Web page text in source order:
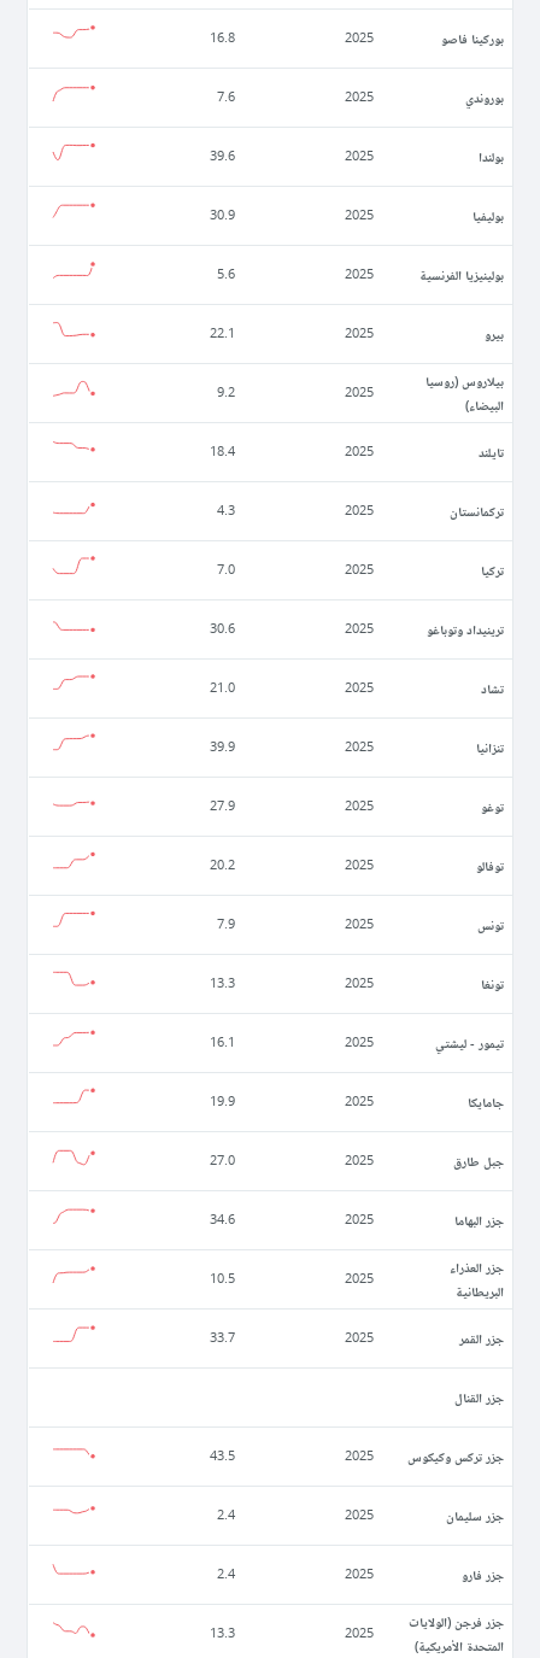
بوركينا فاصو 2025
16.8
بوروندي 2025
7.6
بولندا 2025
39.6
بوليفيا 2025
30.9
بولينيزيا الفرنسية 2025
5.6
بيرو 2025
22.1
بيلاروس (روسيا
البيضاء)
2025
9.2
تايلند 2025
18.4
تركمانستان 2025
4.3
تركيا 2025
7.0
ترينيداد وتوباغو 2025
30.6
تشاد 2025
21.0
تنزانيا 2025
39.9
توغو 2025
27.9
توفالو 2025
20.2
تونس 2025
7.9
تونغا 2025
13.3
تيمور - ليشتي 2025
16.1
جامايكا 2025
19.9
جبل طارق 2025
27.0
جزر البهاما 2025
34.6
جزر العذراء
البريطانية
2025
10.5
جزر القمر 2025
33.7
جزر القنال
جزر تركس وكيكوس 2025
43.5
جزر سليمان 2025
2.4
جزر فارو 2025
2.4
جزر فرجن (الولايات
المتحدة الأمريكية)
2025
13.3